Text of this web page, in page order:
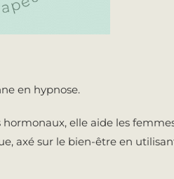
en hypnose.
elle aide les
axé sur le bien-être en